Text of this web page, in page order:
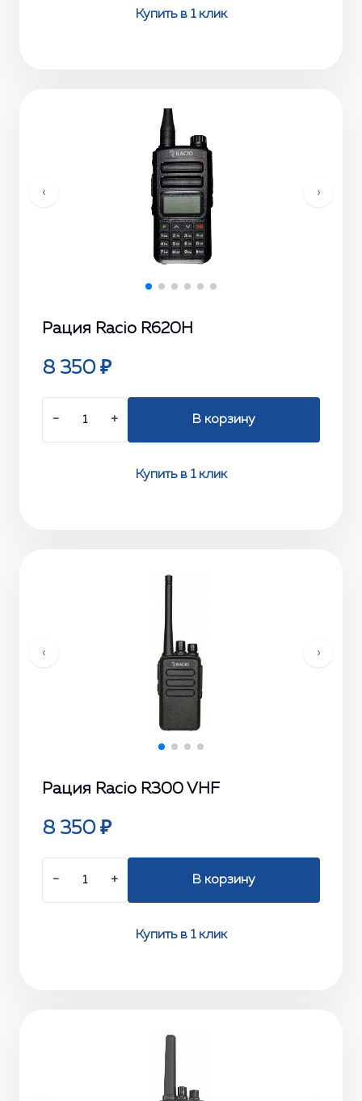
Купить в 1 клик
‹ ›
Рация Racio R620H
8 350 ₽
− + В корзину
Купить в 1 клик
‹ ›
Рация Racio R300 VHF
8 350 ₽
− + В корзину
Купить в 1 клик